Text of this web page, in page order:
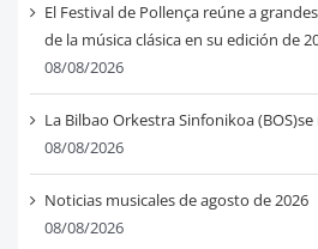
El Festival de Pollença reúne a
de la música clásica en su edición de
08/08/2026
La Bilbao Orkestra Sinfonikoa
08/08/2026
Noticias musicales de agosto de 2026
08/08/2026